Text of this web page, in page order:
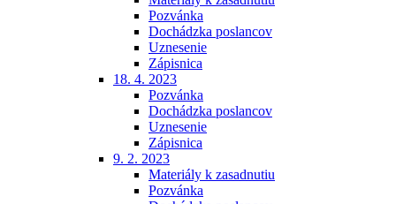
Pozvánka
Dochádzka poslancov
Uznesenie
Zápisnica
18. 4. 2023
Pozvánka
Dochádzka poslancov
Uznesenie
Zápisnica
9. 2. 2023
Materiály k zasadnutiu
Pozvánka